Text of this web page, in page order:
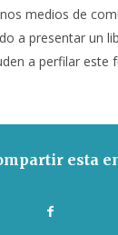
medios de
a presentar un
a perfilar este
esta